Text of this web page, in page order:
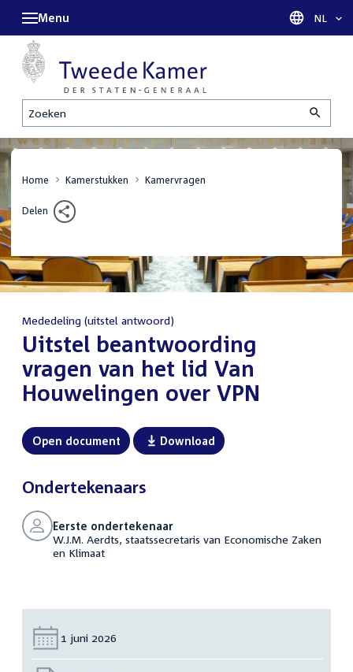
Zoeken
Menu Taal
NL
Home Kamerstukken Kamervragen
Delen
Mededeling (uitstel antwoord)
:Uitstel beantwoording
vragen van het lid Van
Houwelingen over VPN
Open document Download
Ondertekenaars
Eerste ondertekenaar
W.J.M. Aerdts, staatssecretaris van Economische Zaken
en Klimaat
Datum:
1 juni 2026